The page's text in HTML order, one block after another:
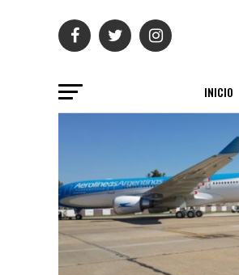
INICIO